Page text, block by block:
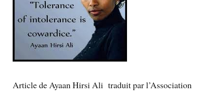
Article de Ayaan Hirsi Ali traduit par l’Association